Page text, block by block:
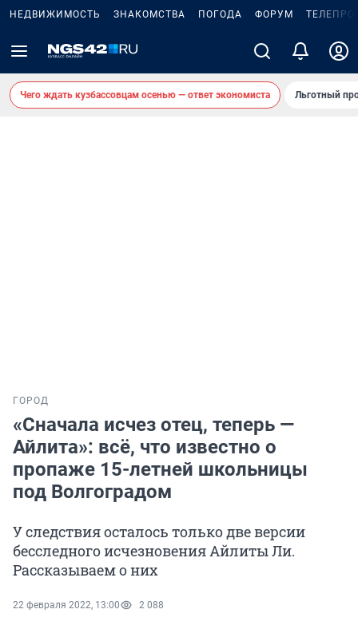
НЕДВИЖИМОСТЬ ЗНАКОМСТВА ПОГОДА ФОРУМ
Чего ждать кузбассовцам осенью — ответ экономиста Льготный
ГОРОД
«Сначала исчез отец, теперь —
Айлита»: всё, что известно о
пропаже 15-летней школьницы
под Волгоградом
У следствия осталось только две версии
бесследного исчезновения Айлиты Ли.
Рассказываем о них
22 февраля 2022, 13:00 2 088